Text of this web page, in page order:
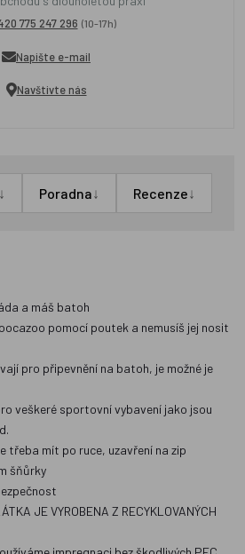
775 247 296 (10-17h)
Napište e-mail
Navštivte nás
↓ Poradna↓ Recenze↓
a máš batoh
pomocí poutek a nemusíš jej nosit
pro připevnění na batoh, je možné je
veškeré sportovní vybavení jako jsou
třeba mít po ruce, uzavření na zip
šňůrky
JE VYROBENA Z RECYKLOVANÝCH